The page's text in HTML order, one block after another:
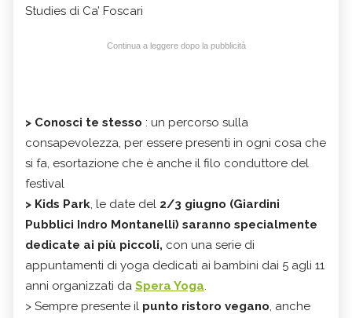
Studies di Ca’ Foscari
Continua a leggere dopo la pubblicità
> Conosci te stesso : un percorso sulla
consapevolezza, per essere presenti in ogni cosa che
si fa, esortazione che è anche il filo conduttore del
festival
> Kids Park, le date del 2/3 giugno (Giardini
Pubblici Indro Montanelli) saranno specialmente
dedicate ai più piccoli, con una serie di
appuntamenti di yoga dedicati ai bambini dai 5 agli 11
anni organizzati da Spera Yoga.
> Sempre presente il punto ristoro vegano, anche